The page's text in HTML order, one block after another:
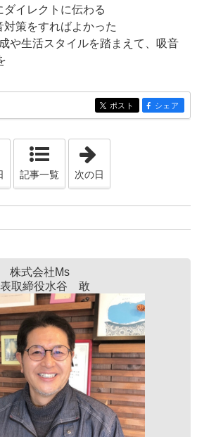
イレクトに伝わる
策をすればよかった
や生活スタイルを踏まえて、吸音
entry371
ポスト entry371
シェア
「2025年8月 1日」
記事一覧 次の日
株式会社Ms
取締役水谷 敢